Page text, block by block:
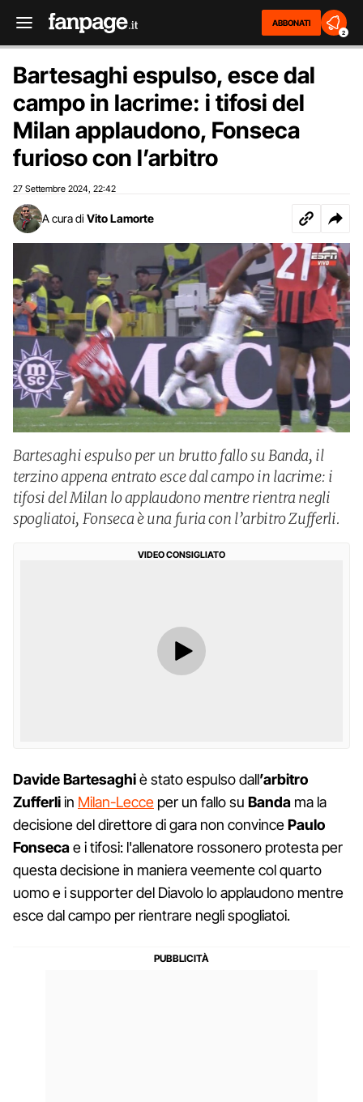
ABBONATI
2
Bartesaghi espulso, esce dal
campo in lacrime: i tifosi del
Milan applaudono, Fonseca
furioso con l’arbitro
27 Settembre 2024 22:42
A cura di Vito Lamorte
Bartesaghi espulso per un brutto fallo su Banda, il
terzino appena entrato esce dal campo in lacrime: i
tifosi del Milan lo applaudono mentre rientra negli
spogliatoi, Fonseca è una furia con l’arbitro Zufferli.
VIDEO CONSIGLIATO
Davide Bartesaghiè stato espulso dall’arbitro
Zufferliin Milan-Lecce per un fallo su Banda ma la
decisione del direttore di gara non convincePaulo
Fonsecae i tifosi: l'allenatore rossonero protesta per
questa decisione in maniera veemente col quarto
uomo e i supporter del Diavolo lo applaudono mentre
esce dal campo per rientrare negli spogliatoi.